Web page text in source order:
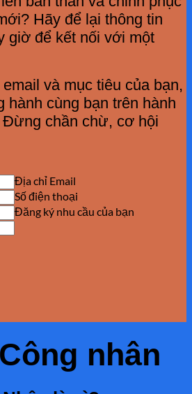
Hãy để lại thông tin
giờ để kết nối với một
và mục tiêu của bạn,
hành cùng bạn trên hành
Đừng chần chừ, cơ hội
Địa chỉ Email
Số điện thoại
Đăng ký nhu cầu của bạn
nhân